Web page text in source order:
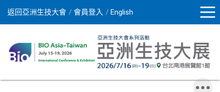
返回亞洲生技大會 會員登入 English